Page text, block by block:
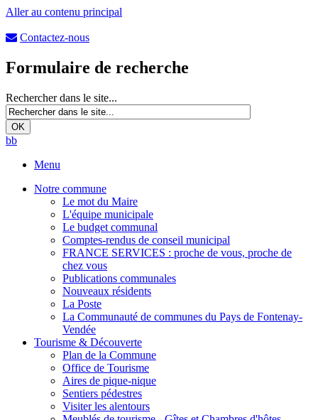
Aller au contenu principal
Contactez-nous
Formulaire de recherche
Rechercher dans le site...
bb
Menu
Notre commune
Le mot du Maire
L'équipe municipale
Le budget communal
Comptes-rendus de conseil municipal
FRANCE SERVICES : proche de vous, proche de
chez vous
Publications communales
Nouveaux résidents
La Poste
La Communauté de communes du Pays de Fontenay-
Vendée
Tourisme & Découverte
Plan de la Commune
Office de Tourisme
Aires de pique-nique
Sentiers pédestres
Visiter les alentours